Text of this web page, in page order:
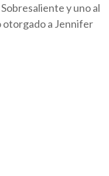
y uno al
a Jennifer